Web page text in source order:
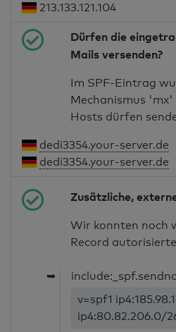
213.133.121.104
Dürfen die
Mails versenden?
Im SPF-Eintrag
Mechanismus 'mx'
Hosts dürfen
dedi3354.your-server.de
dedi3354.your-server.de
Zusätzliche,
Wir konnten noch
Record
➥
v=spf1
ip4:80.82.206.0/